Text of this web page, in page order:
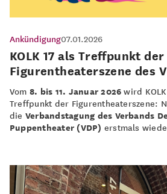
Ankündigung07.01.2026
KOLK 17 als Treffpunkt der
Figurentheaterszene des
Vom 8. bis 11. Januar 2026wird
Treffpunkt der Figurentheaterszene:
die Verbandstagung des Verbands
Puppentheater (VDP) erstmals